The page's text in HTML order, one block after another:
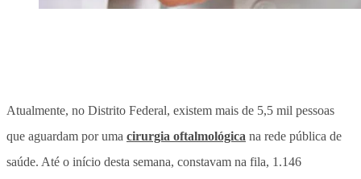
Atualmente, no Distrito Federal, existem mais de 5,5 mil pessoas
que aguardam por uma cirurgia oftalmológica na rede pública de
saúde. Até o início desta semana, constavam na fila, 1.146